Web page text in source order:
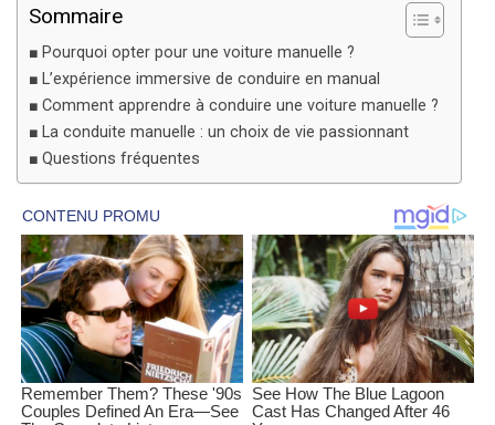
Sommaire
Pourquoi opter pour une voiture manuelle ?
L’expérience immersive de conduire en manual
Comment apprendre à conduire une voiture manuelle ?
La conduite manuelle : un choix de vie passionnant
Questions fréquentes